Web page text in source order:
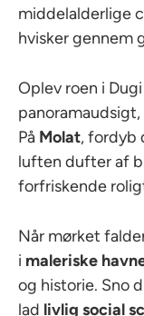
middelalderlige
hvisker gennem
Oplev roen i
På Molat, fordyb
luften dufter af
forfriskende
Når mørket
i maleriske
og historie. Sno
lad livlig social